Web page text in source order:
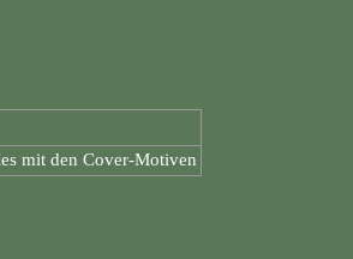
mit den Cover-Motiven